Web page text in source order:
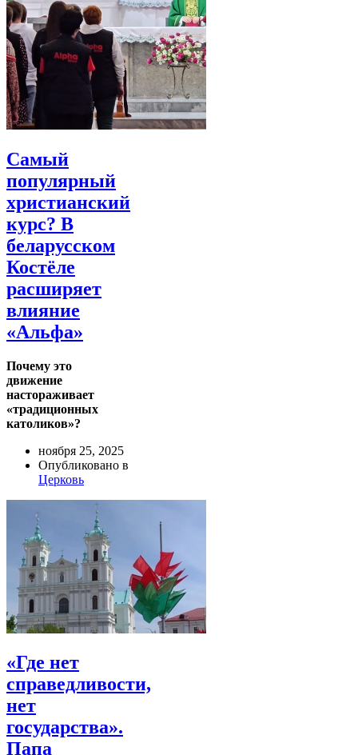
Самый
популярный
христианский
курс? В
беларусском
Костёле
расширяет
влияние
«Альфа»
Почему это
движение
настораживает
«традиционных
католиков»?
ноября 25, 2025
Опубликовано в
Церковь
«Где нет
справедливости,
нет
государства».
Папа